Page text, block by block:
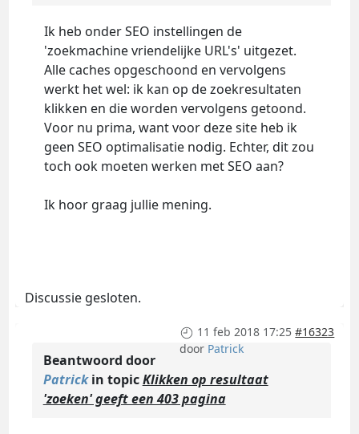
Ik heb onder SEO instellingen de
'zoekmachine vriendelijke URL's' uitgezet.
Alle caches opgeschoond en vervolgens
werkt het wel: ik kan op de zoekresultaten
klikken en die worden vervolgens getoond.
Voor nu prima, want voor deze site heb ik
geen SEO optimalisatie nodig. Echter, dit zou
toch ook moeten werken met SEO aan?
Ik hoor graag jullie mening.
Discussie gesloten.
11 feb 2018 17:25 #16323
door Patrick
Beantwoord door
Patrickin topicKlikken op resultaat
'zoeken' geeft een 403 pagina